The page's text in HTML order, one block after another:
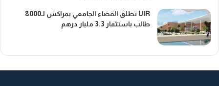
UIR تطلق الفضاء الجامعي بمراكش لـ8000
طالب باستثمار 3.3 مليار درهم